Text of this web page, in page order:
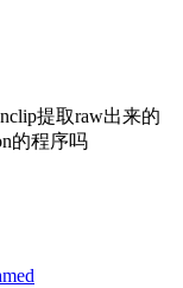
提取raw出来的
的程序吗